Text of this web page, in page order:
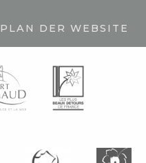
PLAN DER WEBSITE